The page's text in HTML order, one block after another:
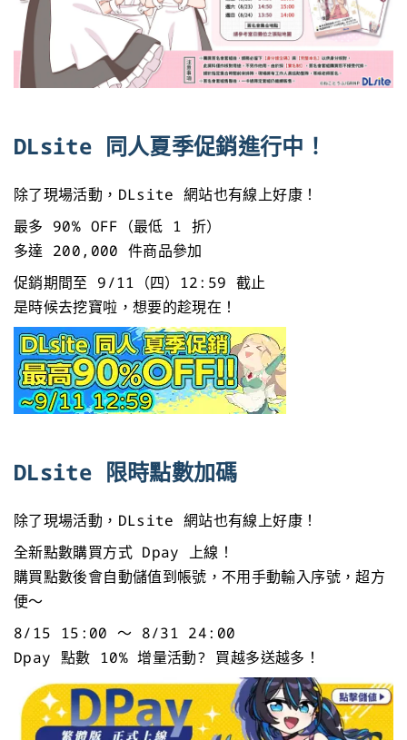
DLsite 同人夏季促銷進行中！
除了現場活動，DLsite 網站也有線上好康！
最多 90% OFF（最低 1 折）
多達 200,000 件商品參加
促銷期間至 9/11（四）12:59 截止
是時候去挖寶啦，想要的趁現在！
DLsite 限時點數加碼
除了現場活動，DLsite 網站也有線上好康！
全新點數購買方式 Dpay 上線！
購買點數後會自動儲值到帳號，不用手動輸入序號，超方
便～
8/15 15:00 ～ 8/31 24:00
Dpay 點數 10% 增量活動? 買越多送越多！